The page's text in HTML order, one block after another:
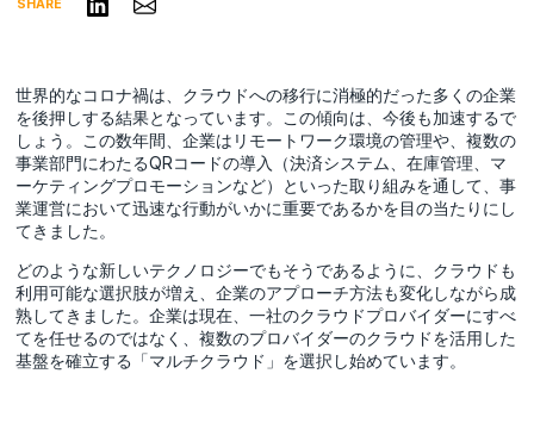
SHARE
世界的なコロナ禍は、クラウドへの移行に消極的だった多くの企業
を後押しする結果となっています。この傾向は、今後も加速するで
しょう。この数年間、企業はリモートワーク環境の管理や、複数の
事業部門にわたるQRコードの導入（決済システム、在庫管理、マ
ーケティングプロモーションなど）といった取り組みを通して、事
業運営において迅速な行動がいかに重要であるかを目の当たりにし
てきました。
どのような新しいテクノロジーでもそうであるように、クラウドも
利用可能な選択肢が増え、企業のアプローチ方法も変化しながら成
熟してきました。企業は現在、一社のクラウドプロバイダーにすべ
てを任せるのではなく、複数のプロバイダーのクラウドを活用した
基盤を確立する「マルチクラウド」を選択し始めています。